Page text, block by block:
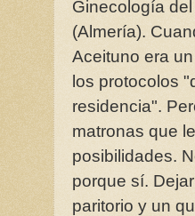
Ginecología del
(Almería).
Aceituno era
los protocolos
residencia".
matronas que
posibilidades.
porque sí.
paritorio y un